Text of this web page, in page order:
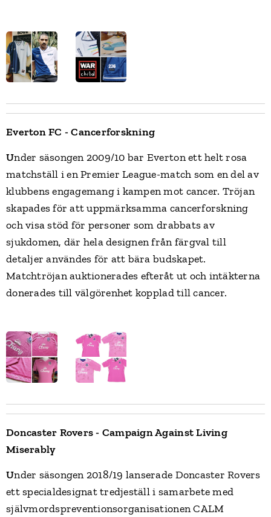
Everton FC - Cancerforskning
Under säsongen 2009/10 bar Everton ett helt rosa
matchställ i en Premier League-match som en del av
klubbens engagemang i kampen mot cancer. Tröjan
skapades för att uppmärksamma cancerforskning
och visa stöd för personer som drabbats av
sjukdomen, där hela designen från färgval till
detaljer användes för att bära budskapet.
Matchtröjan auktionerades efteråt ut och intäkterna
donerades till välgörenhet kopplad till cancer.
Doncaster Rovers - Campaign Against Living
Miserably
Under säsongen 2018/19 lanserade Doncaster Rovers
ett specialdesignat tredjeställ i samarbete med
självmordspreventionsorganisationen CALM